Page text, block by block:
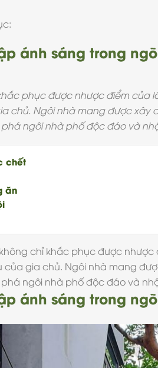
ánh sáng trong
phục được nhược điểm
chủ. Ngôi nhà mang được
ngôi nhà phố độc đáo và
chết
ăn
chỉ khắc phục được nhược
của gia chủ. Ngôi nhà mang
ngôi nhà phố độc đáo và
ánh sáng trong